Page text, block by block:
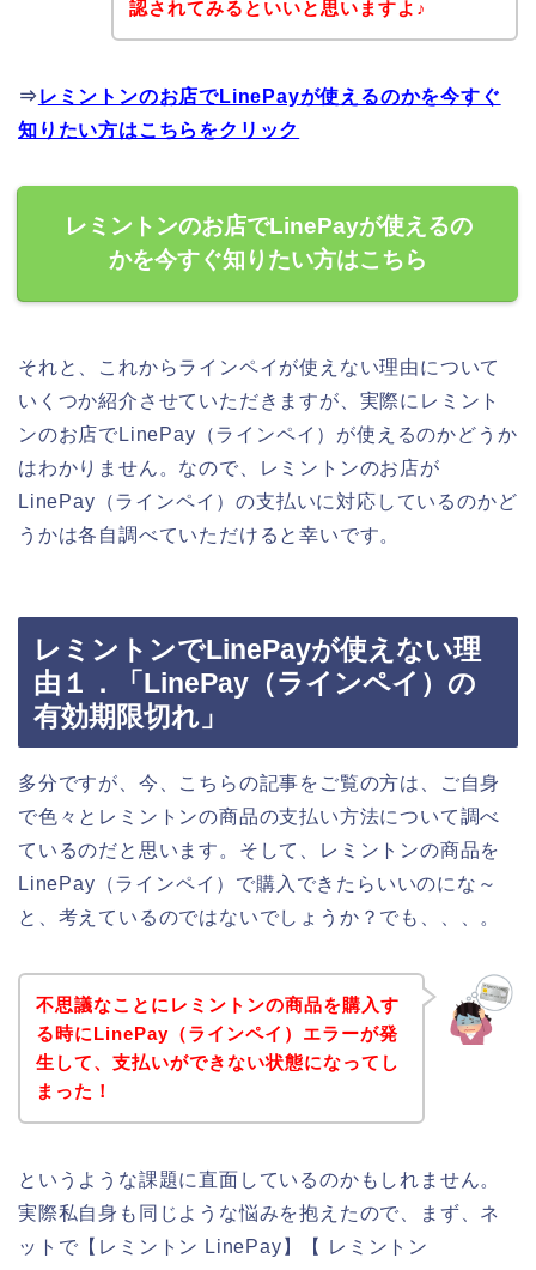
認されてみるといいと思いますよ♪
⇒ レミントンのお店でLinePayが使えるのかを今すぐ
知りたい方はこちらをクリック
レミントンのお店でLinePayが使えるの
かを今すぐ知りたい方はこちら
それと、これからラインペイが使えない理由について
いくつか紹介させていただきますが、実際にレミント
ンのお店でLinePay（ラインペイ）が使えるのかどうか
はわかりません。なので、レミントンのお店が
LinePay（ラインペイ）の支払いに対応しているのかど
うかは各自調べていただけると幸いです。
レミントンでLinePayが使えない理
由１．「LinePay（ラインペイ）の
有効期限切れ」
多分ですが、今、こちらの記事をご覧の方は、ご自身
で色々とレミントンの商品の支払い方法について調べ
ているのだと思います。そして、レミントンの商品を
LinePay（ラインペイ）で購入できたらいいのにな～
と、考えているのではないでしょうか？でも、、、。
不思議なことにレミントンの商品を購入す
る時にLinePay（ラインペイ）エラーが発
生して、支払いができない状態になってし
まった！
というような課題に直面しているのかもしれません。
実際私自身も同じような悩みを抱えたので、まず、ネ
ットで【レミントン LinePay】【 レミントン